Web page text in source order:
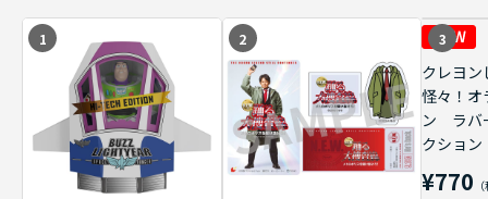
1 2 3
クレヨン
怪々！オ
ン ラバ
クショ
¥770